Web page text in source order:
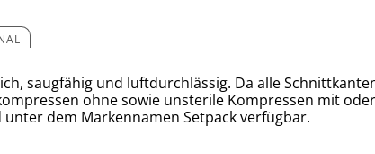
saugfähig und luftdurchlässig. Da alle
ohne sowie unsterile Kompressen mit
dem Markennamen Setpack verfügbar.